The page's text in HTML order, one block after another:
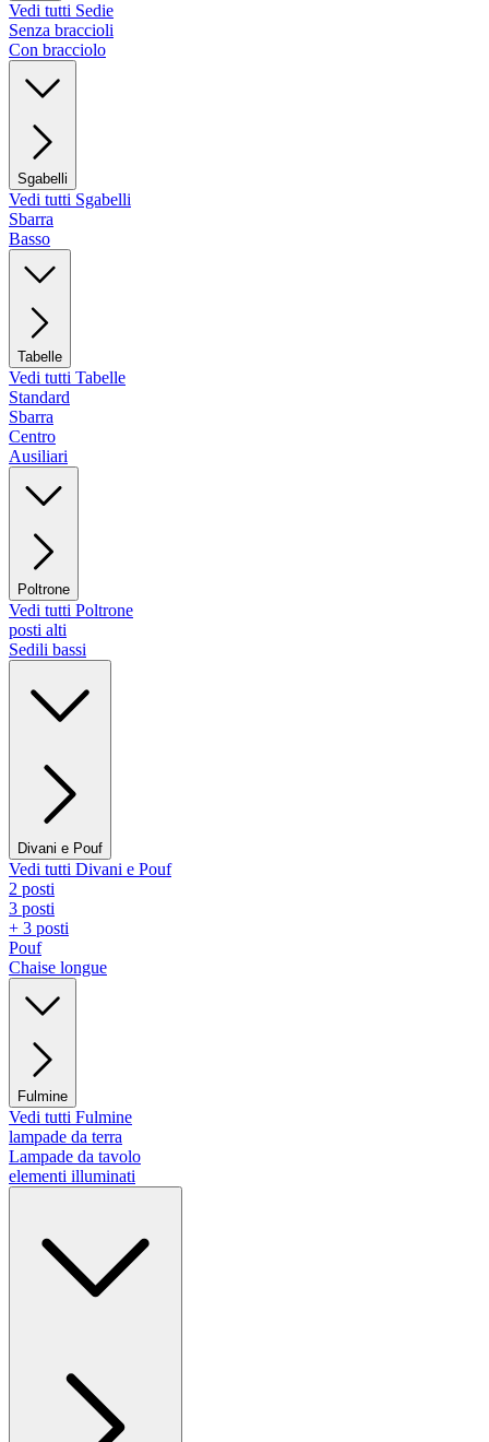
Vedi tutti Sedie
Senza braccioli
Con bracciolo
Sgabelli
Vedi tutti Sgabelli
Sbarra
Basso
Tabelle
Vedi tutti Tabelle
Standard
Sbarra
Centro
Ausiliari
Poltrone
Vedi tutti Poltrone
posti alti
Sedili bassi
Divani e Pouf
Vedi tutti Divani e Pouf
2 posti
3 posti
+ 3 posti
Pouf
Chaise longue
Fulmine
Vedi tutti Fulmine
lampade da terra
Lampade da tavolo
elementi illuminati